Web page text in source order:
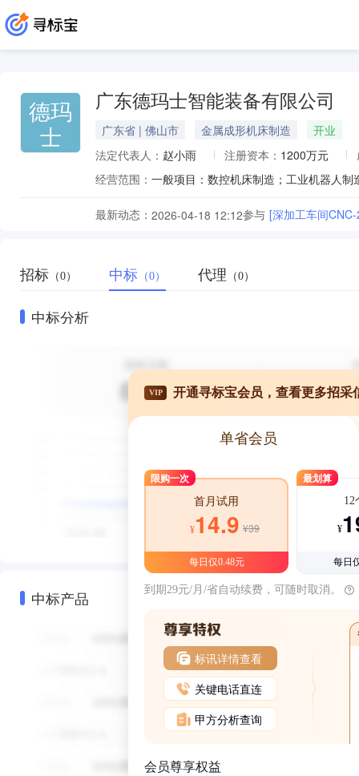
德玛
士
广东德玛士智能装备有限公司
广东省 | 佛山市 金属成形机床制造
开业
法定代表人： 赵小雨 注册资本： 1200万元
经营范围：
最新动态： 2026-04-18 12:12参与 [深加工车间
招标 （0） 中标 （0） 代理 （0）
中标分析
中标产品
VIP 开通寻标宝会员，查看更多招采
单省会员
限购一次
首月试用
¥14.9 ¥39
每日仅0.48元
最划算
12
¥
每日
到期29元/月/省自动续费，可随时取消。
标讯详情查看
关键电话直连
甲方分析查询
会员尊享权益